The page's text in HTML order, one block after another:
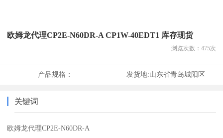
欧姆龙代理CP2E-N60DR-A CP1W-40EDT1 库存现货
浏览次数： 475次
产品规格： 发货地:山东省青岛城阳区
关键词
欧姆龙代理CP2E-N60DR-A